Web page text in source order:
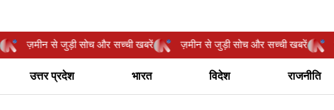
ज़मीन से जुड़ी सोच और सच्ची खबरें ज़मीन से जुड़ी सोच और सच्ची खबरें
उत्तर प्रदेश भारत विदेश राजनीति